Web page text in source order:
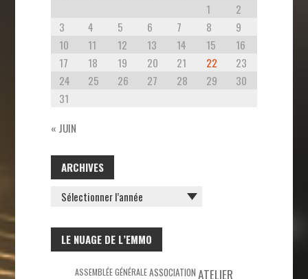
1
2
3
4 5 6 7 8
9
10
11 12 13 14 15
16
17
18 19 20 21 22
23
24
25 26 27 28 29
30
31
« JUIN
ARCHIVES
ARCHIVES
LE NUAGE DE L’EMMO
ASSEMBLÉE GÉNÉRALEASSOCIATION ATELIER